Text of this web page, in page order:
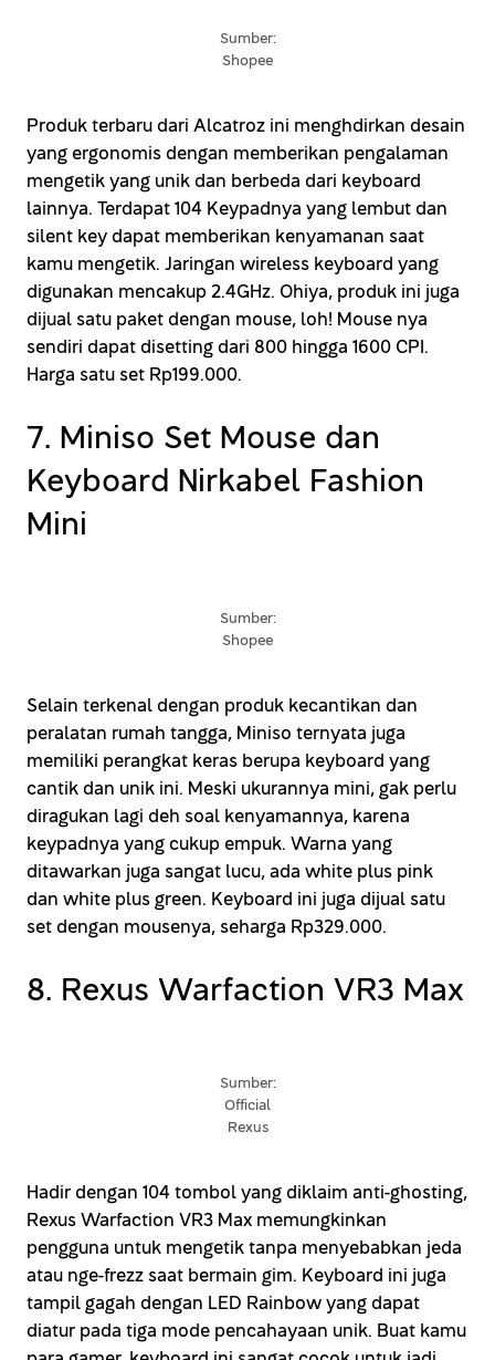
Sumber:
Shopee
Produk terbaru dari Alcatroz ini menghdirkan desain
yang ergonomis dengan memberikan pengalaman
mengetik yang unik dan berbeda dari keyboard
lainnya. Terdapat 104 Keypadnya yang lembut dan
silent key dapat memberikan kenyamanan saat
kamu mengetik. Jaringan wireless keyboard yang
digunakan mencakup 2.4GHz. Ohiya, produk ini juga
dijual satu paket dengan mouse, loh! Mouse nya
sendiri dapat disetting dari 800 hingga 1600 CPI.
Harga satu set Rp199.000.
7. Miniso Set Mouse dan
Keyboard Nirkabel Fashion
Mini
Sumber:
Shopee
Selain terkenal dengan produk kecantikan dan
peralatan rumah tangga, Miniso ternyata juga
memiliki perangkat keras berupa keyboard yang
cantik dan unik ini. Meski ukurannya mini, gak perlu
diragukan lagi deh soal kenyamannya, karena
keypadnya yang cukup empuk. Warna yang
ditawarkan juga sangat lucu, ada white plus pink
dan white plus green. Keyboard ini juga dijual satu
set dengan mousenya, seharga Rp329.000.
8. Rexus Warfaction VR3 Max
Sumber:
Official
Rexus
Hadir dengan 104 tombol yang diklaim anti-ghosting,
Rexus Warfaction VR3 Max memungkinkan
pengguna untuk mengetik tanpa menyebabkan jeda
atau nge-frezz saat bermain gim. Keyboard ini juga
tampil gagah dengan LED Rainbow yang dapat
diatur pada tiga mode pencahayaan unik. Buat kamu